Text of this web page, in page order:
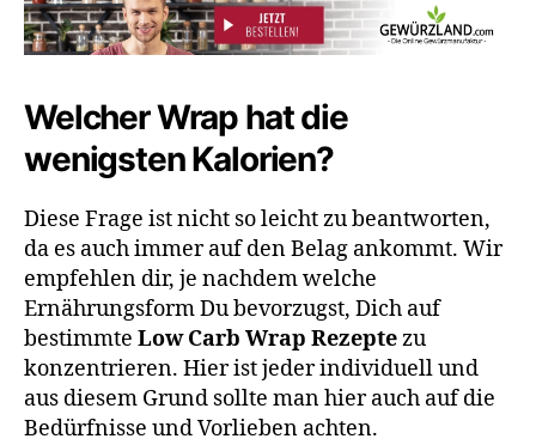
Welcher Wrap hat die
wenigsten Kalorien?
Diese Frage ist nicht so leicht zu beantworten,
da es auch immer auf den Belag ankommt. Wir
empfehlen dir, je nachdem welche
Ernährungsform Du bevorzugst, Dich auf
bestimmte Low Carb Wrap Rezeptezu
konzentrieren. Hier ist jeder individuell und
aus diesem Grund sollte man hier auch auf die
Bedürfnisse und Vorlieben achten.